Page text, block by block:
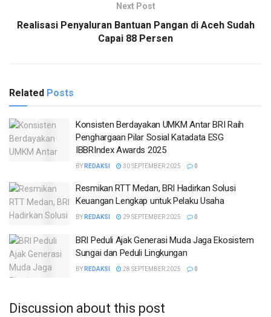
Next Post
Realisasi Penyaluran Bantuan Pangan di Aceh Sudah
Capai 88 Persen
Related Posts
Konsisten Berdayakan UMKM Antar BRI Raih
Penghargaan Pilar Sosial Katadata ESG
IBBRIndex Awards 2025
BY REDAKSI 30 SEPTEMBER 2025 0
Resmikan RTT Medan, BRI Hadirkan Solusi
Keuangan Lengkap untuk Pelaku Usaha
BY REDAKSI 29 SEPTEMBER 2025 0
BRI Peduli Ajak Generasi Muda Jaga Ekosistem
Sungai dan Peduli Lingkungan
BY REDAKSI 28 SEPTEMBER 2025 0
Discussion about this post